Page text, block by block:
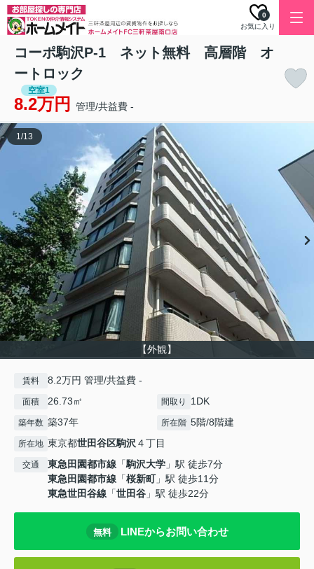
お気に入り
0
コーポ駒沢P-1 ネット無料 高層階 オ
ートロック
空室1
8.2万円 管理/共益費 -
【外観】
1/13
賃料 8.2万円 管理/共益費 -
面積 26.73㎡ 間取り 1DK
築年数 築37年 所在階 5階/8階建
所在地 東京都世田谷区駒沢４丁目
交通 東急田園都市線 「駒沢大学 」駅 徒歩7分
東急田園都市線 「桜新町」駅 徒歩11分
東急世田谷線 「世田谷 」駅 徒歩22分
無料 LINEからお問い合わせ